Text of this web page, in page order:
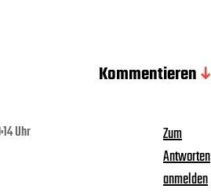
Kommentieren
Uhr
Zum
Antworten
anmelden